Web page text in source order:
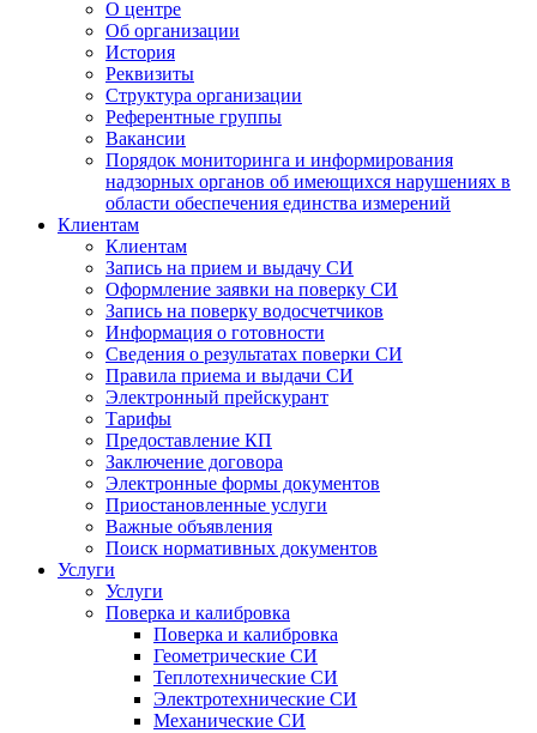
О центре
Об организации
История
Реквизиты
Структура организации
Референтные группы
Вакансии
Порядок мониторинга и информирования
надзорных органов об имеющихся нарушениях в
области обеспечения единства измерений
Клиентам
Клиентам
Запись на прием и выдачу СИ
Оформление заявки на поверку СИ
Запись на поверку водосчетчиков
Информация о готовности
Сведения о результатах поверки СИ
Правила приема и выдачи СИ
Электронный прейскурант
Тарифы
Предоставление КП
Заключение договора
Электронные формы документов
Приостановленные услуги
Важные объявления
Поиск нормативных документов
Услуги
Услуги
Поверка и калибровка
Поверка и калибровка
Геометрические СИ
Теплотехнические СИ
Электротехнические СИ
Механические СИ